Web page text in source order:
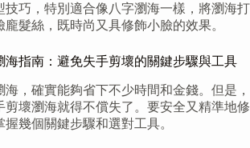
技巧，特別適合像八字瀏海一樣，將瀏海打
髮絲，既時尚又具修飾小臉的效果。
海指南：避免失手剪壞的關鍵步驟與工具
，確實能夠省下不少時間和金錢。但是，
剪壞瀏海就得不償失了。要安全又精準地修
幾個關鍵步驟和選對工具。